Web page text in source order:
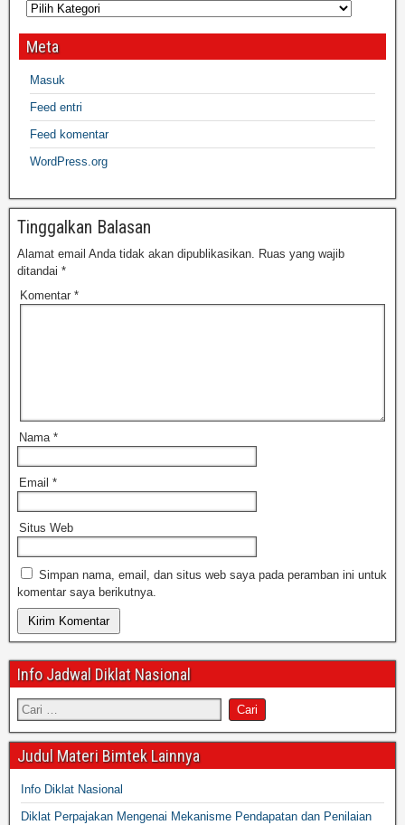
Meta
Masuk
Feed entri
Feed komentar
WordPress.org
Tinggalkan Balasan
Alamat email Anda tidak akan dipublikasikan. Ruas yang wajib
ditandai *
Komentar *
Nama *
Email *
Situs Web
Simpan nama, email, dan situs web saya pada peramban ini untuk
komentar saya berikutnya.
Info Jadwal Diklat Nasional
Judul Materi Bimtek Lainnya
Info Diklat Nasional
Diklat Perpajakan Mengenai Mekanisme Pendapatan dan Penilaian